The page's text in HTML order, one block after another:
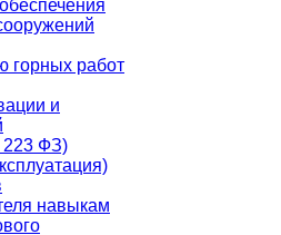
горных работ
и
223 ФЗ)
навыкам